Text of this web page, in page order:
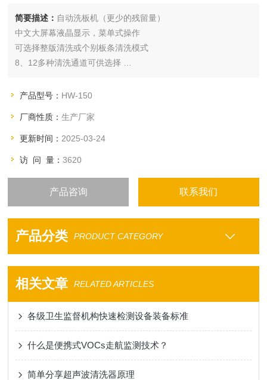
简要描述： 自动洗板机（更少的残留量）
中文大屏幕液晶显示，菜单式操作
可选择整版清洗或个别板条清洗模式
8、12多种清洗通道可供选择
具有微孔板底部冲洗功能，保证洗板*
产品型号： HW-150
厂商性质：生产厂家
更新时间： 2025-03-24
访 问 量：3620
产品咨询 联系我们
产品分类 PRODUCT CATEGORY
相关文章 RELATED ARTICLES
各级卫生监督机构快速检测设备装备标准
什么是便携式VOCs走航监测技术？
简单分享超声波清洗器原理